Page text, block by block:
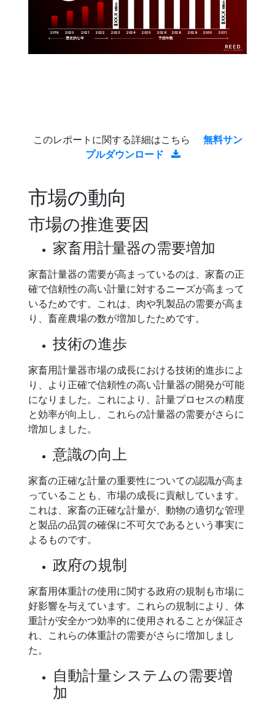
2019 2020 2021 2022 2023 2024 2025 2026 2028 2029 2030 2031
$XX.X
Million
$XX.X
Million
歴史的な年 予想年数
このレポートに関する詳細はこちら
無料サン
プルダウンロード
市場の動向
市場の推進要因
家畜用計量器の需要増加
家畜計量器の需要が高まっているのは、家畜の正
確で信頼性の高い計量に対するニーズが高まって
いるためです。これは、肉や乳製品の需要が高ま
り、畜産農場の数が増加したためです。
技術の進歩
家畜用計量器市場の成長における技術的進歩によ
り、より正確で信頼性の高い計量器の開発が可能
になりました。これにより、計量プロセスの精度
と効率が向上し、これらの計量器の需要がさらに
増加しました。
意識の向上
家畜の正確な計量の重要性についての認識が高ま
っていることも、市場の成長に貢献しています。
これは、家畜の正確な計量が、動物の適切な管理
と製品の品質の確保に不可欠であるという事実に
よるものです。
政府の規制
家畜用体重計の使用に関する政府の規制も市場に
好影響を与えています。これらの規制により、体
重計が安全かつ効率的に使用されることが保証さ
れ、これらの体重計の需要がさらに増加しまし
た。
自動計量システムの需要増
加